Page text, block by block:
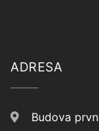
ADRESA
Budova